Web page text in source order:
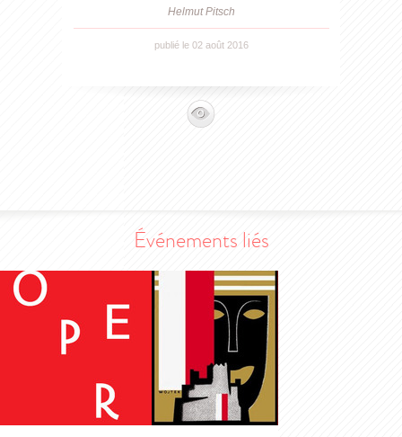
Helmut Pitsch
publié le 02 août 2016
Événements liés